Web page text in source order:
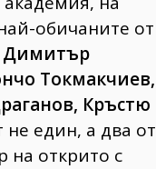
обичаните от
Димитър
Токмакчиев,
Кръстю
един, а два от
открито с